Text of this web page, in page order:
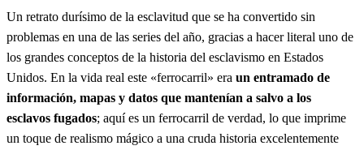
Un retrato durísimo de la esclavitud que se ha convertido sin
problemas en una de las series del año, gracias a hacer literal uno de
los grandes conceptos de la historia del esclavismo en Estados
Unidos. En la vida real este «ferrocarril» era un entramado de
información, mapas y datos que mantenían a salvo a los
esclavos fugados; aquí es un ferrocarril de verdad, lo que imprime
un toque de realismo mágico a una cruda historia excelentemente